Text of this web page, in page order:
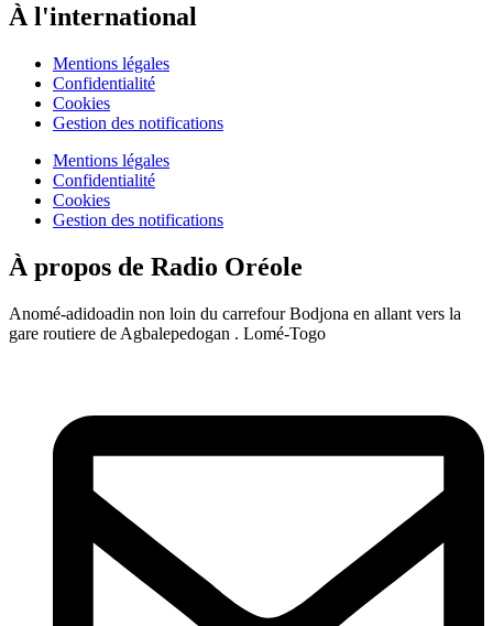
À l'international
Mentions légales
Confidentialité
Cookies
Gestion des notifications
Mentions légales
Confidentialité
Cookies
Gestion des notifications
À propos de Radio Oréole
Anomé-adidoadin non loin du carrefour Bodjona en allant vers la
gare routiere de Agbalepedogan . Lomé-Togo